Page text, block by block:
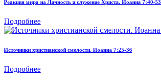
Реакция мира на Личность и служение Христа. Иоанна 7:40-53
Подробнее
Источники христианской смелости. Иоанна 7:25-36
Подробнее